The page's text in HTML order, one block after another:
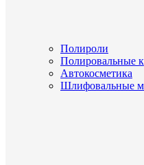
Полироли
Полировальные
Автокосметика
Шлифовальные